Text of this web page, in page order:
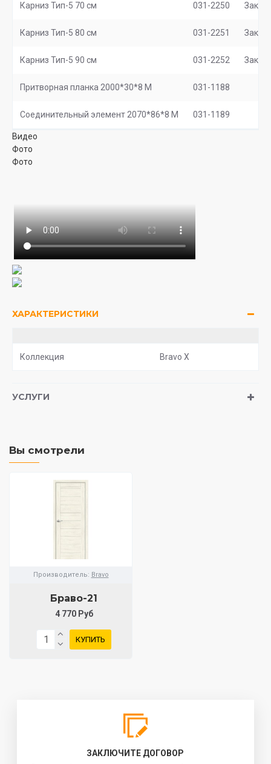
Карниз Тип-5 70 см 031-2250 Заказ
Карниз Тип-5 80 см 031-2251 Заказ
Карниз Тип-5 90 см 031-2252 Заказ
Притворная планка 2000*30*8 М 031-1188
Соединительный элемент 2070*86*8 M 031-1189
Видео
Фото
Фото
ХАРАКТЕРИСТИКИ
Коллекция Bravo X
УСЛУГИ
Вы смотрели
Производитель: Bravo
Браво-21
4 770 Руб
КУПИТЬ
ЗАКЛЮЧИТЕ ДОГОВОР